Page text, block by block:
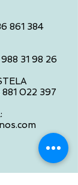
861 384
988 31 98 26
881 022 397